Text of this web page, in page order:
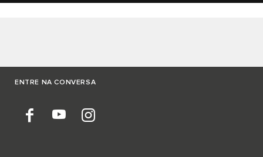
ENTRE NA CONVERSA